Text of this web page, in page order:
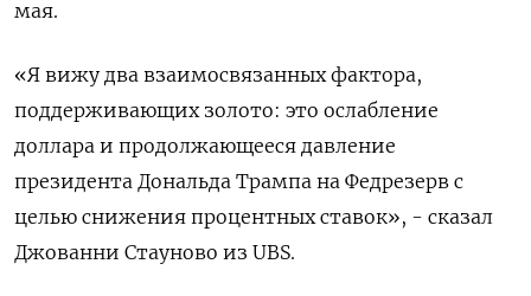
мая.
«Я вижу два взаимосвязанных фактора,
поддерживающих золото: это ослабление
доллара и продолжающееся давление
президента Дональда Трампа на Федрезерв с
целью снижения процентных ставок», - сказал
Джованни Стауново из UBS.